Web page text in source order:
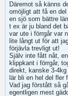
Däremot så känns
omöjligt att få en
en sjö som bättre
t ex är ju bland det
var ute i förrgår var
lite långt ut för att
förjävla trevligt ut!
Själv inte fått nåt,
klippkant i förrgår,
direkt, kanske 3-
lär bli en hel del fler
Vad jag förstått så
egentligen mest